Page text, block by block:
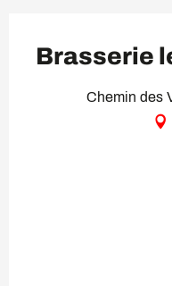
Brasserie
Chemin des